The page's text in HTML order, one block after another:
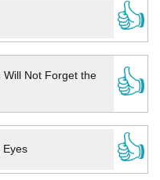
👍
Will Not Forget the
👍
Eyes
👍